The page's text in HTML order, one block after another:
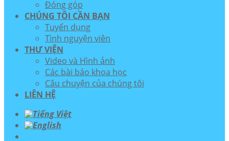
Đóng góp
CHÚNG TÔI CẦN BẠN
Tuyển dụng
Tình nguyện viên
THƯ VIỆN
Video và Hình ảnh
Các bài báo khoa học
Câu chuyện của chúng tôi
LIÊN HỆ